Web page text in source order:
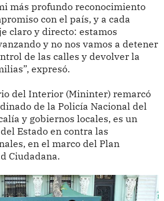
más profundo reconocimiento
con el país, y a cada
claro y directo: estamos
y no nos vamos a detener
de las calles y devolver la
expresó.
del Interior (Mininter) remarcó
de la Policía Nacional del
y gobiernos locales, es un
Estado en contra las
en el marco del Plan
Ciudadana.